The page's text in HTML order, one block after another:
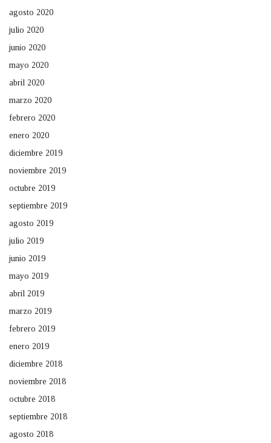
agosto 2020
julio 2020
junio 2020
mayo 2020
abril 2020
marzo 2020
febrero 2020
enero 2020
diciembre 2019
noviembre 2019
octubre 2019
septiembre 2019
agosto 2019
julio 2019
junio 2019
mayo 2019
abril 2019
marzo 2019
febrero 2019
enero 2019
diciembre 2018
noviembre 2018
octubre 2018
septiembre 2018
agosto 2018